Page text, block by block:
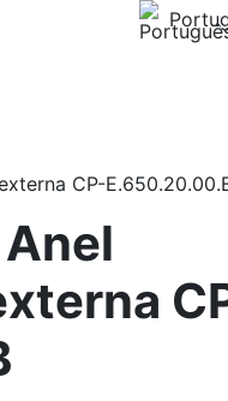
CP-